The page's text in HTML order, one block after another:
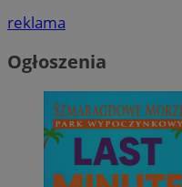
reklama
Ogłoszenia